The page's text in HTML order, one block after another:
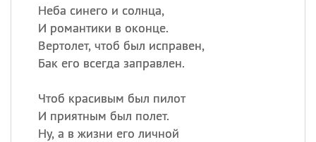
Неба синего и солнца,
И романтики в оконце.
Вертолет, чтоб был исправен,
Бак его всегда заправлен.
Чтоб красивым был пилот
И приятным был полет.
Ну, а в жизни его личной